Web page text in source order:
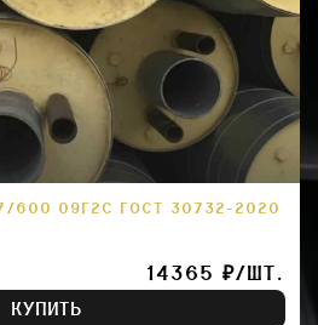
600 09Г2С ГОСТ 30732-2020
14365 ₽/ШТ.
КУПИТЬ